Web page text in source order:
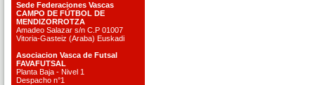
Sede Federaciones Vascas
CAMPO DE FÚTBOL DE
MENDIZORROTZA
Amadeo Salazar s/n C.P 01007
Vitoria-Gasteiz (Araba) Euskadi
Asociacion Vasca de Futsal
FAVAFUTSAL
Planta Baja - Nivel 1
Despacho n°1